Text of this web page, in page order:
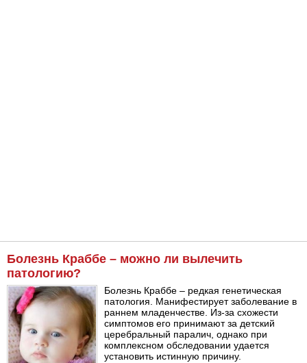
Болезнь Краббе – можно ли вылечить
патологию?
Болезнь Краббе – редкая генетическая
патология. Манифестирует заболевание в
раннем младенчестве. Из-за схожести
симптомов его принимают за детский
церебральный паралич, однако при
комплексном обследовании удается
установить истинную причину.